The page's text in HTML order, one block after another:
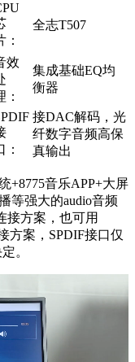
：
全志T507
效
：
集成基础EQ均
衡器
：
接DAC解码，光
纤数字音频高保
真输出
+8775音乐APP+大屏
等强大的audio音频
接方案，也可用
方案，SPDIF接口仅
。